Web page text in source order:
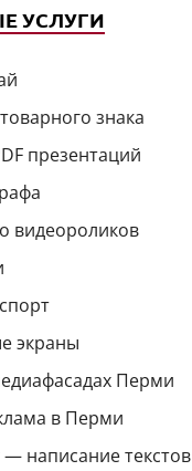
УСЛУГИ
знака
презентаций
видеороликов
экраны
Перми
в Перми
написание текстов